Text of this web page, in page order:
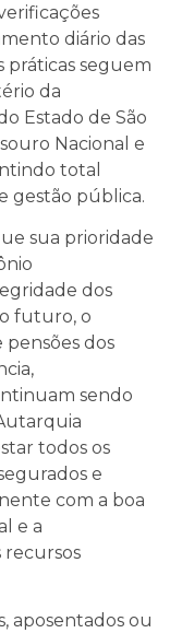
diário das
práticas seguem
da
Estado de São
Nacional e
total
gestão pública.
sua prioridade
dos
futuro, o
pensões dos
sendo
todos os
e
com a boa
e a
recursos
aposentados ou